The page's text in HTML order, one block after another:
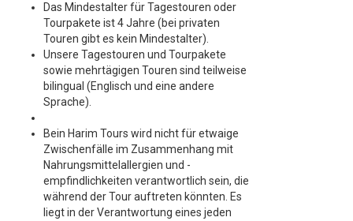
Das Mindestalter für Tagestouren oder
Tourpakete ist 4 Jahre (bei privaten
Touren gibt es kein Mindestalter).
Unsere Tagestouren und Tourpakete
sowie mehrtägigen Touren sind teilweise
bilingual (Englisch und eine andere
Sprache).
Bein Harim Tours wird nicht für etwaige
Zwischenfälle im Zusammenhang mit
Nahrungsmittelallergien und -
empfindlichkeiten verantwortlich sein, die
während der Tour auftreten könnten. Es
liegt in der Verantwortung eines jeden